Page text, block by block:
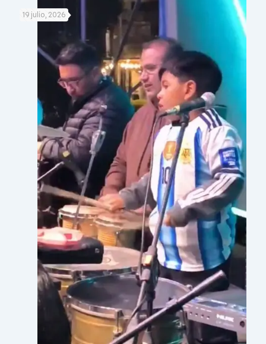
19 julio, 2026